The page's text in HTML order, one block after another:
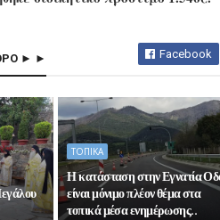
► ► Facebook
ΤΟΠΙΚΑ
Η κατάσταση στην Εγνατία
είναι μόνιμο πλέον θέμα στα
τοπικά μέσα ενημέρωσης..